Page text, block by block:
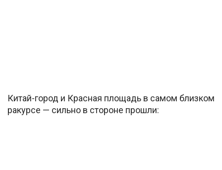
Китай-город и Красная площадь в самом близком
ракурсе — сильно в стороне прошли: